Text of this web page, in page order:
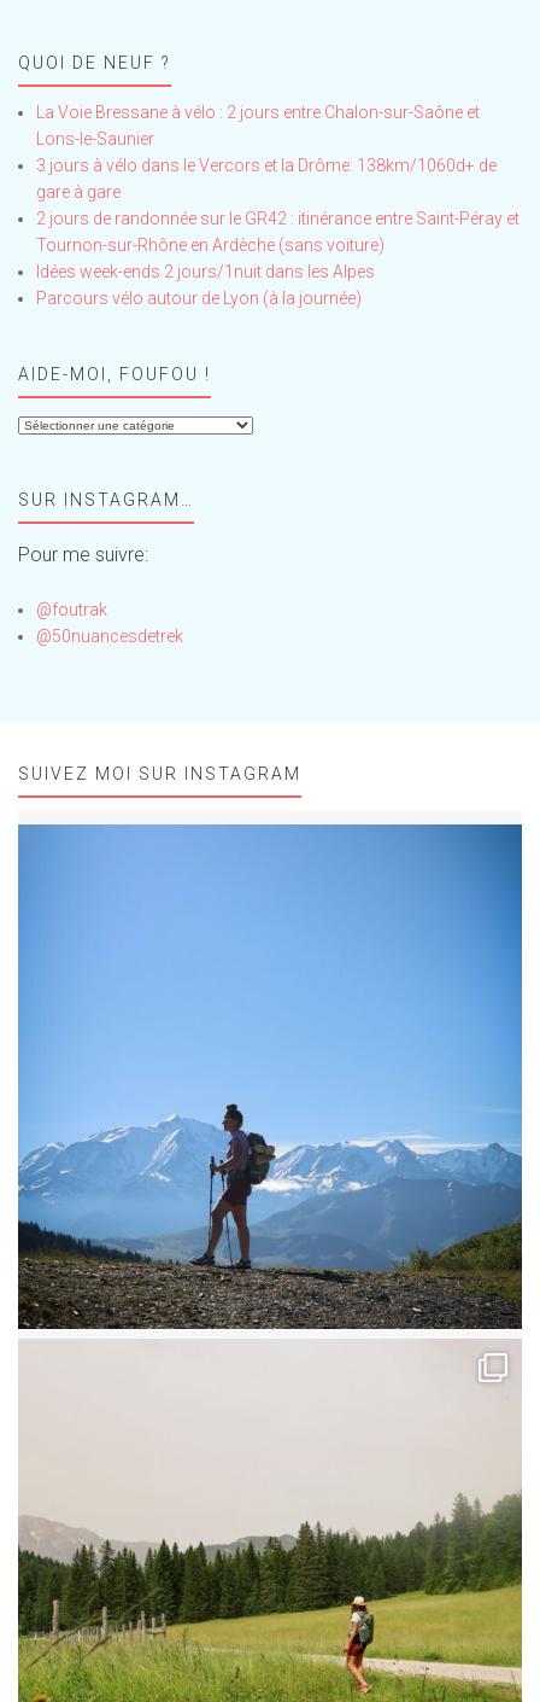
QUOI DE NEUF ?
La Voie Bressane à vélo : 2 jours entre Chalon-sur-Saône et
Lons-le-Saunier
3 jours à vélo dans le Vercors et la Drôme: 138km/1060d+ de
gare à gare
2 jours de randonnée sur le GR42 : itinérance entre Saint-Péray et
Tournon-sur-Rhône en Ardèche (sans voiture)
Idées week-ends 2 jours/1nuit dans les Alpes
Parcours vélo autour de Lyon (à la journée)
AIDE-MOI, FOUFOU !
Aide-
!SUR INSTAGRAM…
Pour me suivre:
@foutrak
@50nuancesdetrek
SUIVEZ MOI SUR INSTAGRAM